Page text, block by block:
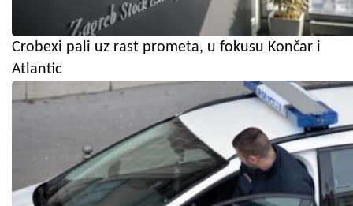
Crobexi pali uz rast prometa, u fokusu Končar i
Atlantic